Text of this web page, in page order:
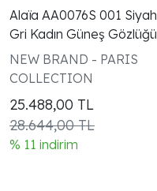
Alaïa AA0076S 001 Siyah
Gri Kadın Güneş Gözlüğü
NEW BRAND - PARIS
COLLECTION
25.488,00 TL
28.644,00 TL
% 11 indirim